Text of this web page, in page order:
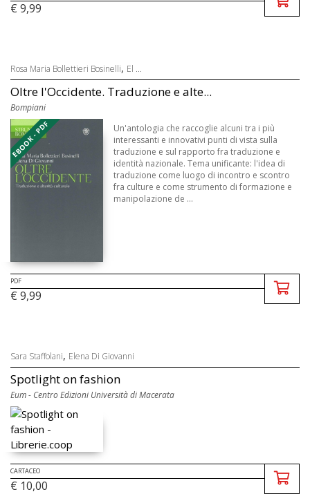
€ 9,99
Rosa Maria Bollettieri Bosinelli, El ...
Oltre l'Occidente. Traduzione e alte...
Bompiani
EBOOK - PDF
Un'antologia che raccoglie alcuni tra i più
interessanti e innovativi punti di vista sulla
traduzione e sul rapporto fra traduzione e
identità nazionale. Tema unificante: l'idea di
traduzione come luogo di incontro e scontro
fra culture e come strumento di formazione e
manipolazione de ...
PDF
€ 9,99
Sara Staffolani, Elena Di Giovanni
Spotlight on fashion
Eum - Centro Edizioni Università di Macerata
CARTACEO
€ 10,00